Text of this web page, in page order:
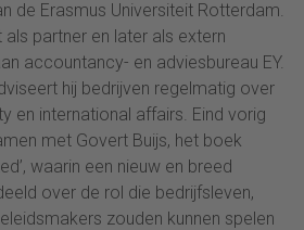
de Erasmus Universiteit Rotterdam.
als partner en later als extern
accountancy- en adviesbureau EY.
hij bedrijven regelmatig over
en international affairs. Eind vorig
met Govert Buijs, het boek
waarin een nieuw en breed
over de rol die bedrijfsleven,
zouden kunnen spelen